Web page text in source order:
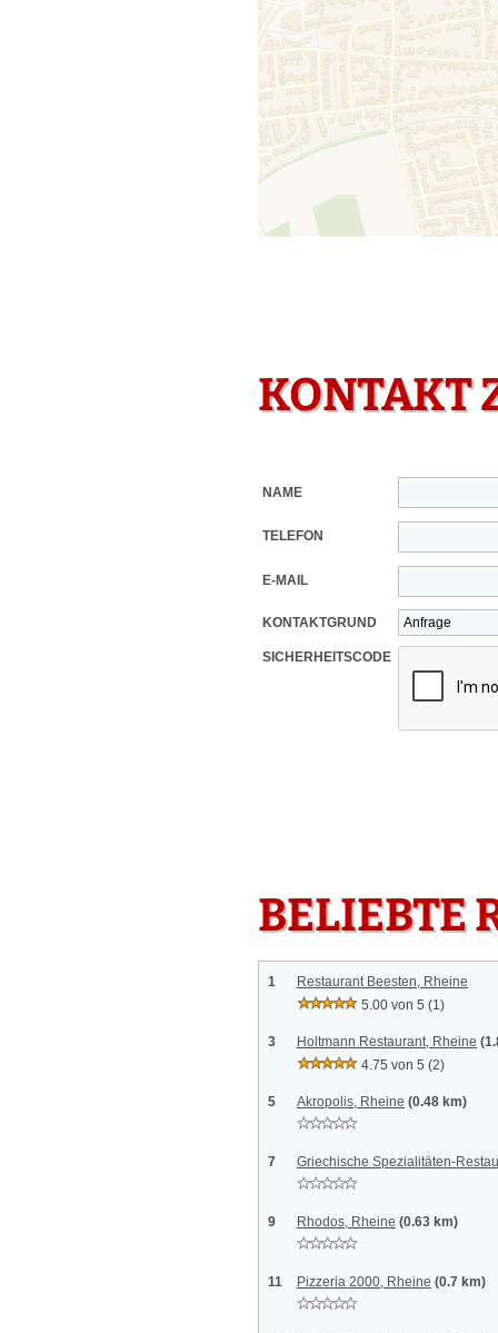
KONTAKT
NAME
TELEFON
E-MAIL
KONTAKTGRUND
SICHERHEITSCODE
BELIEBTE
1
Restaurant Beesten, Rheine
5.00 von 5 (1)
3 Holtmann Restaurant, Rheine
4.75 von 5 (2)
5 Akropolis, Rheine (0.48 km)
7 Griechische Spezialitäten-
9 Rhodos, Rheine (0.63 km)
11 Pizzeria 2000, Rheine (0.7 km)